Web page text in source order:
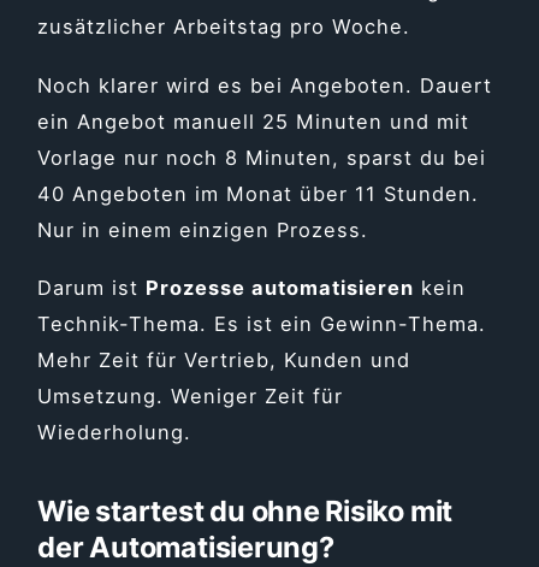
zusätzlicher Arbeitstag pro Woche.
Noch klarer wird es bei Angeboten. Dauert
ein Angebot manuell 25 Minuten und mit
Vorlage nur noch 8 Minuten, sparst du bei
40 Angeboten im Monat über 11 Stunden.
Nur in einem einzigen Prozess.
Darum ist Prozesse automatisieren kein
Technik-Thema. Es ist ein Gewinn-Thema.
Mehr Zeit für Vertrieb, Kunden und
Umsetzung. Weniger Zeit für
Wiederholung.
Wie startest du ohne Risiko mit
der Automatisierung?